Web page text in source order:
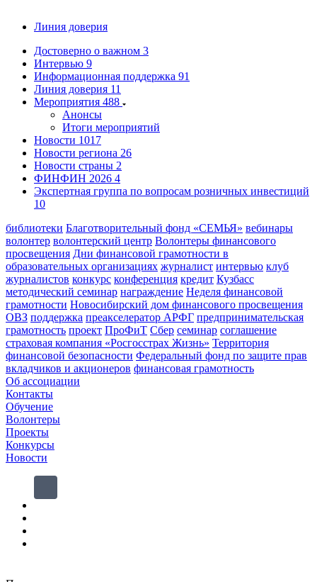
Линия доверия
Достоверно о важном 3
Интервью 9
Информационная поддержка 91
Линия доверия 11
Мероприятия 488
Анонсы
Итоги мероприятий
Новости 1017
Новости региона 26
Новости страны 2
ФИНФИН 2026 4
Экспертная группа по вопросам розничных инвестиций
10
библиотеки Благотворительный фонд «СЕМЬЯ» вебинары
волонтер волонтерский центр Волонтеры финансового
просвещения Дни финансовой грамотности в
образовательных организациях журналист интервью клуб
журналистов конкурс конференция кредит Кузбасс
методический семинар награждение Неделя финансовой
грамотности Новосибирский дом финансового просвещения
ОВЗ поддержка преакселератор АРФГ предпринимательская
грамотность проект ПроФиТ Сбер семинар соглашение
страховая компания «Росгосстрах Жизнь» Территория
финансовой безопасности Федеральный фонд по защите прав
вкладчиков и акционеров финансовая грамотность
Об ассоциации
Контакты
Обучение
Волонтеры
Проекты
Конкурсы
Новости